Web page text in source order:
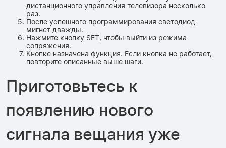
дистанционного управления телевизора несколько
раз.
После успешного программирования светодиод
мигнет дважды.
Нажмите кнопку SET, чтобы выйти из режима
сопряжения.
Кнопке назначена функция. Если кнопка не работает,
повторите описанные выше шаги.
Приготовьтесь к
появлению нового
сигнала вещания уже